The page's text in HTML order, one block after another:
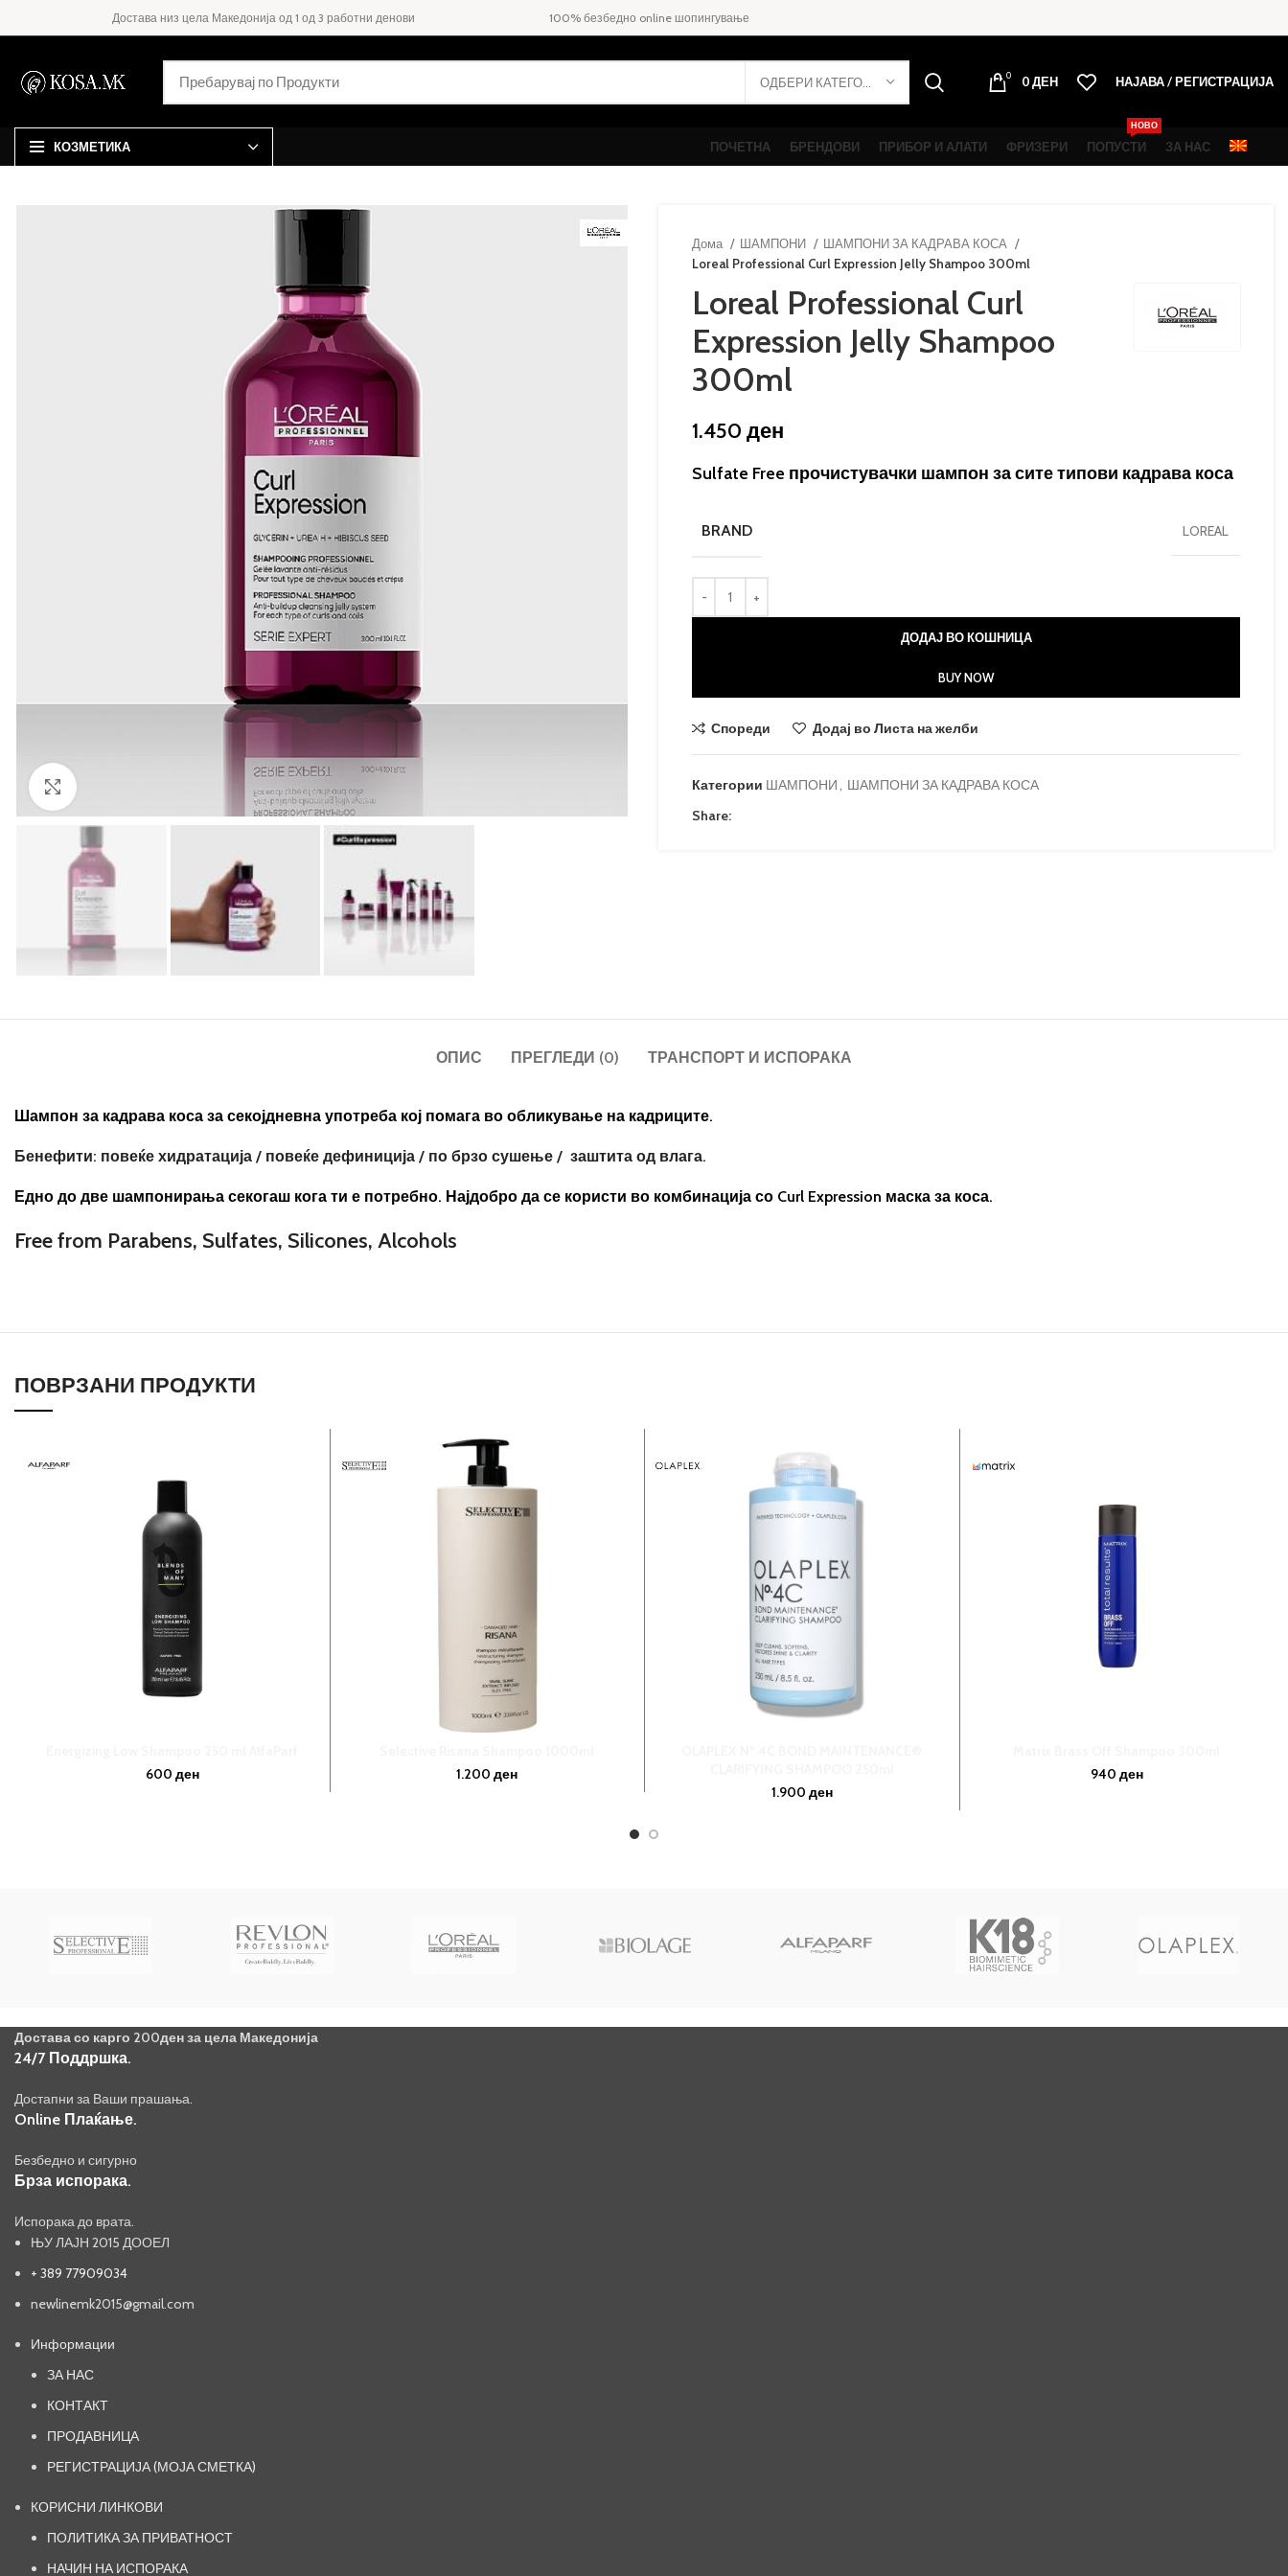
Достава низ цела Македонија од 1 од 3 работни денови 100% безбедно online шопингување
0 0ДЕН НАЈАВА / РЕГИСТРАЦИЈА
КОЗМЕТИКА ПОЧЕТНА БРЕНДОВИ ПРИБОР И АЛАТИ ФРИЗЕРИ ПОПУСТИ
НОВО
ЗА НАС
Дома ШАМПОНИ
ШАМПОНИ ЗА КАДРАВА КОСА
Loreal Professional Curl Expression Jelly Shampoo 300ml
Loreal Professional Curl
Expression Jelly Shampoo
300ml
1.450 ден
Sulfate Free прочистувачки шампон за сите типови кадрава коса
BRAND LOREAL
ДОДАЈ ВО КОШНИЦА
BUY NOW
Спореди Додај во Листа на желби
Категории ШАМПОНИ, ШАМПОНИ ЗА КАДРАВА КОСА
Share:
ОПИС ПРЕГЛЕДИ (0) ТРАНСПОРТ И ИСПОРАКА
Шампон за кадрава коса за секојдневна употреба кој помага во обликување на кадриците.
Бенефити: повеќе хидратација / повеќе дефиниција / по брзо сушење / заштита од влага.
Едно до две шампонирања секогаш кога ти е потребно. Најдобро да се користи во комбинација со Curl Expression маска за коса.
Free from Parabens, Sulfates, Silicones, Alcohols
ПОВРЗАНИ ПРОДУКТИ
600 ден
1.200ден
1.900 ден
940 ден
Достава со карго 200ден за цела Македонија
24/7 Поддршка.
Достапни за Ваши прашања.
Online Плаќање.
Безбедно и сигурно
Брза испорака.
Испорака до врата.
ЊУ ЛАЈН 2015 ДООЕЛ
+ 389 77909034
newlinemk2015@gmail.com
Информации
ЗА НАС
КОНТАКТ
ПРОДАВНИЦА
РЕГИСТРАЦИЈА (МОЈА СМЕТКА)
КОРИСНИ ЛИНКОВИ
ПОЛИТИКА ЗА ПРИВАТНОСТ
НАЧИН НА ИСПОРАКА